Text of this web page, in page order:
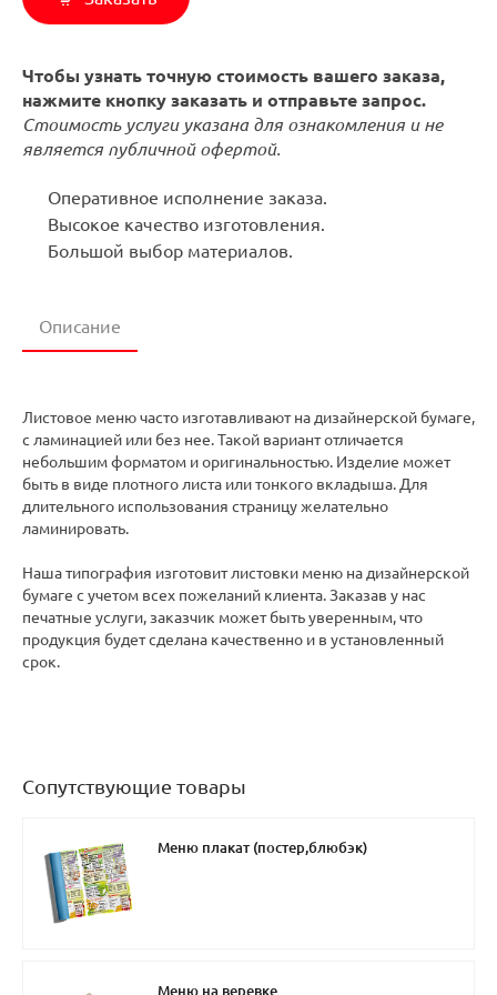
Чтобы узнать точную стоимость вашего заказа,
нажмите кнопку заказать и отправьте запрос.
Стоимость услуги указана для ознакомления и не
является публичной офертой.
Оперативное исполнение заказа.
Высокое качество изготовления.
Большой выбор материалов.
Описание
Листовое меню часто изготавливают на дизайнерской бумаге,
с ламинацией или без нее. Такой вариант отличается
небольшим форматом и оригинальностью. Изделие может
быть в виде плотного листа или тонкого вкладыша. Для
длительного использования страницу желательно
ламинировать.
Наша типография изготовит листовки меню на дизайнерской
бумаге с учетом всех пожеланий клиента. Заказав у нас
печатные услуги, заказчик может быть уверенным, что
продукция будет сделана качественно и в установленный
срок.
Сопутствующие товары
Меню плакат (постер,блюбэк)
Меню на веревке